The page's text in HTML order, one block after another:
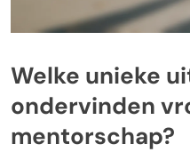
Welke unieke
ondervinden
mentorschap?